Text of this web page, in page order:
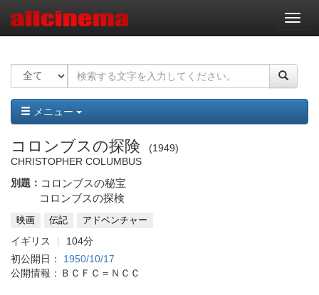
ナ
ビ
ー
ョ
ン
メニュー
コロンブスの探険
1949
CHRISTOPHER COLUMBUS
別題： コロンブスの秘宝
コロンブスの探検
映画 伝記 アドベンチャー
イギリス
104分
初公開日： 1950/10/17
公開情報：ＢＣＦＣ＝ＮＣＣ